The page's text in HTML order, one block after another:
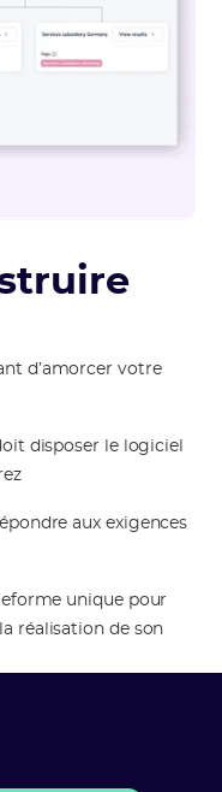
d’amorcer votre
disposer le logiciel
aux exigences
unique pour
réalisation de son